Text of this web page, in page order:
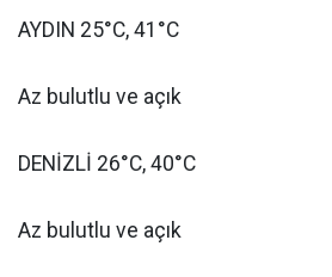
AYDIN 25°C, 41°C
Az bulutlu ve açık
DENİZLİ 26°C, 40°C
Az bulutlu ve açık